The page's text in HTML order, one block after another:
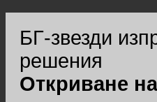
БГ-звезди
решения
Откриване